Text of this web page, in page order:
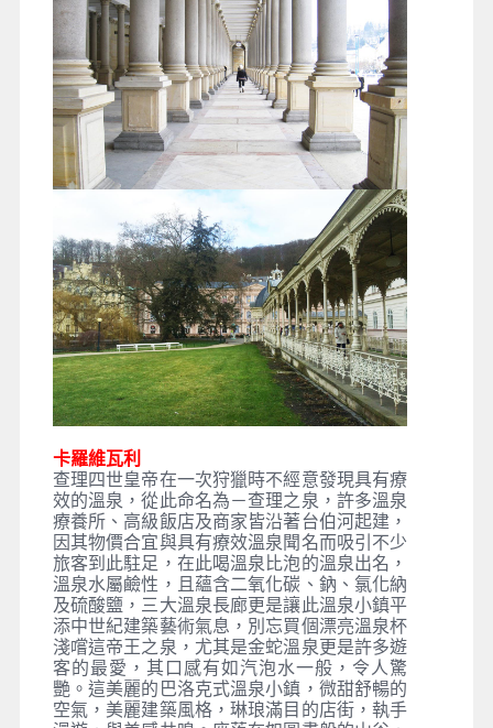
卡羅維瓦利
查理四世皇帝在一次狩獵時不經意發現具有療
效的溫泉，從此命名為－查理之泉，許多溫泉
療養所、高級飯店及商家皆沿著台伯河起建，
因其物價合宜與具有療效溫泉聞名而吸引不少
旅客到此駐足，在此喝溫泉比泡的溫泉出名，
溫泉水屬鹼性，且蘊含二氧化碳、鈉、氯化納
及硫酸鹽，三大溫泉長廊更是讓此溫泉小鎮平
添中世紀建築藝術氣息，別忘買個漂亮溫泉杯
淺嚐這帝王之泉，尤其是金蛇溫泉更是許多遊
客的最愛，其口感有如汽泡水一般，令人驚
艷。這美麗的巴洛克式溫泉小鎮，微甜舒暢的
空氣，美麗建築風格，琳琅滿目的店街，執手